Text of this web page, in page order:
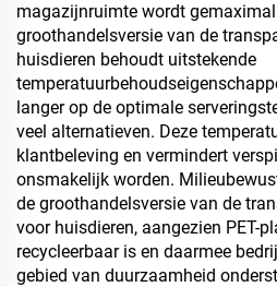
magazijnruimte wordt
groothandelsversie van de
huisdieren behoudt uitstekende
langer op de optimale
veel alternatieven. Deze
klantbeleving en vermindert
onsmakelijk worden.
de groothandelsversie van de
voor huisdieren, aangezien PET-
recycleerbaar is en daarmee
gebied van duurzaamheid